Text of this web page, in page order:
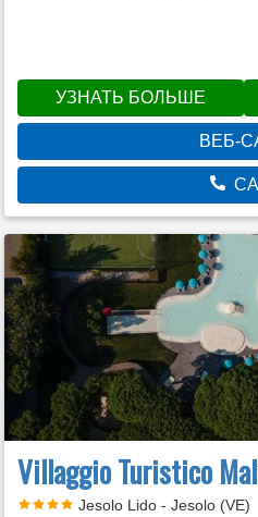
УЗНАТЬ БОЛЬШЕ
ВЕБ-
Villaggio Turistico
Jesolo Lido - Jesolo (VE)